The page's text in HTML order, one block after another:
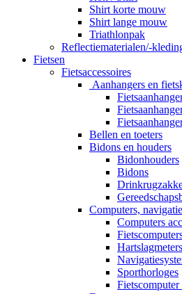
Shirt korte mouw
Shirt lange mouw
Triathlonpak
Reflectiematerialen/-
Fietsen
Fietsaccessoires
Aanhangers en
Bellen en toeters
Bidons en houders
Bidonhouders
Bidons
Computers,
Computers
Hartslagmeters
Sporthorloges
Fietscomputer